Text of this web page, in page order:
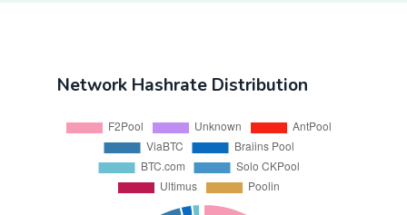
Network Hashrate Distribution